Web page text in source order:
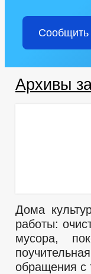
Сообщить
Архивы
Дома
работы:
мусора,
обращения с